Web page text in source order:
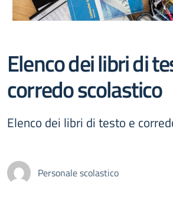
Elenco dei libri di
corredo scolastico
Elenco dei libri di testo e
Personale scolastico